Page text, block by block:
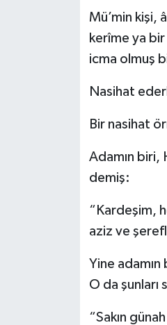
Mü’min kişi,
kerîme ya
icma olmuş
Nasihat
Bir nasihat
Adamın biri,
demiş:
“Kardeşim,
aziz ve şerefli
Yine
O da şunları
“Sakın